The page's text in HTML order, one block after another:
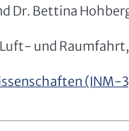
Dr. Bettina
und
(INM-